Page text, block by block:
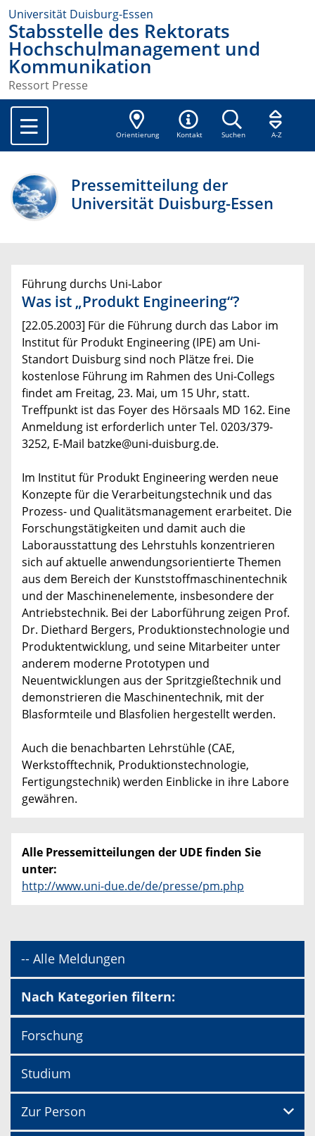
Universität Duisburg-Essen
Stabsstelle des Rektorats
Hochschulmanagement und
Kommunikation
Ressort Presse
Orientierung Kontakt Suchen A-Z
Pressemitteilung der
Universität Duisburg-Essen
Führung durchs Uni-Labor
Was ist „Produkt Engineering“?
[22.05.2003] Für die Führung durch das Labor im
Institut für Produkt Engineering (IPE) am Uni-
Standort Duisburg sind noch Plätze frei. Die
kostenlose Führung im Rahmen des Uni-Collegs
findet am Freitag, 23. Mai, um 15 Uhr, statt.
Treffpunkt ist das Foyer des Hörsaals MD 162. Eine
Anmeldung ist erforderlich unter Tel. 0203/379-
3252, E-Mail batzke@uni-duisburg.de.
Im Institut für Produkt Engineering werden neue
Konzepte für die Verarbeitungstechnik und das
Prozess- und Qualitätsmanagement erarbeitet. Die
Forschungstätigkeiten und damit auch die
Laborausstattung des Lehrstuhls konzentrieren
sich auf aktuelle anwendungsorientierte Themen
aus dem Bereich der Kunststoffmaschinentechnik
und der Maschinenelemente, insbesondere der
Antriebstechnik. Bei der Laborführung zeigen Prof.
Dr. Diethard Bergers, Produktionstechnologie und
Produktentwicklung, und seine Mitarbeiter unter
anderem moderne Prototypen und
Neuentwicklungen aus der Spritzgießtechnik und
demonstrieren die Maschinentechnik, mit der
Blasformteile und Blasfolien hergestellt werden.
Auch die benachbarten Lehrstühle (CAE,
Werkstofftechnik, Produktionstechnologie,
Fertigungstechnik) werden Einblicke in ihre Labore
gewähren.
Alle Pressemitteilungen der UDE finden Sie
unter:
http://www.uni-due.de/de/presse/pm.php
-- Alle Meldungen
Nach Kategorien filtern:
Forschung
Studium
Zur Person